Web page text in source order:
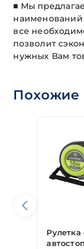
■ Мы
наименований
все
позволит
нужных Вам
Похожие
Рулетка